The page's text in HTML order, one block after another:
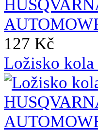
127 Kč
Ložisko